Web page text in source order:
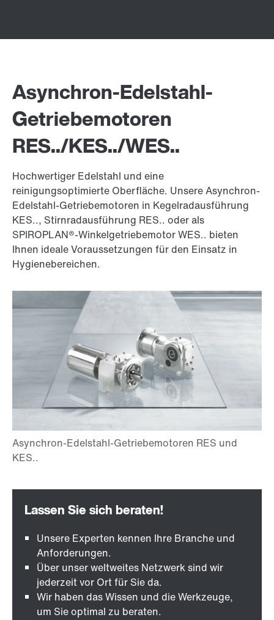
Asynchron-Edelstahl-
Getriebemotoren
RES../KES../WES..
Hochwertiger Edelstahl und eine
reinigungsoptimierte Oberfläche. Unsere Asynchron-
Edelstahl-Getriebemotoren in Kegelradausführung
KES.., Stirnradausführung RES.. oder als
SPIROPLAN®-Winkelgetriebemotor WES.. bieten
Ihnen ideale Voraussetzungen für den Einsatz in
Hygienebereichen.
Unsere Experten kennen Ihre Branche und
Anforderungen.
Über unser weltweites Netzwerk sind wir
jederzeit vor Ort für Sie da.
Wir haben das Wissen und die Werkzeuge,
um Sie optimal zu beraten.